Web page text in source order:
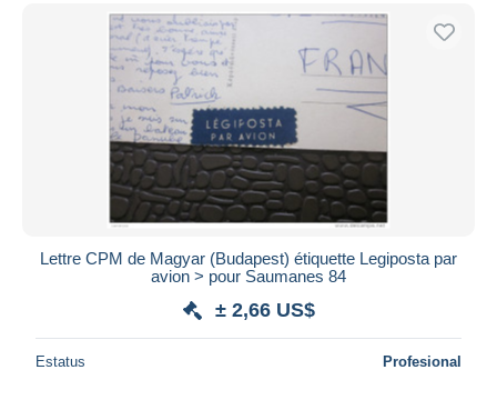
Lettre CPM de Magyar (Budapest) étiquette Legiposta par
avion > pour Saumanes 84
± 2,66 US$
Estatus Profesional